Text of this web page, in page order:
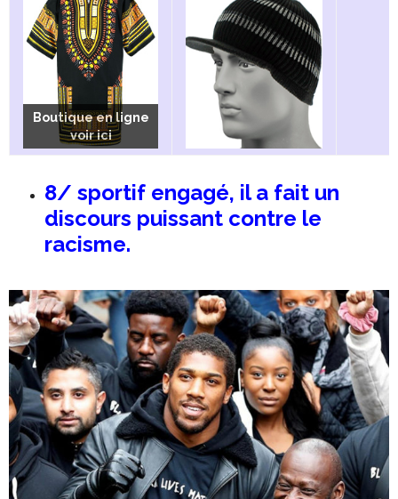
Boutique en ligne
voir ici
Boutique en ligne
voir ici
Boutique en ligne
voir ici
8/ sportif engagé, il a fait un
discours puissant contre le
racisme.